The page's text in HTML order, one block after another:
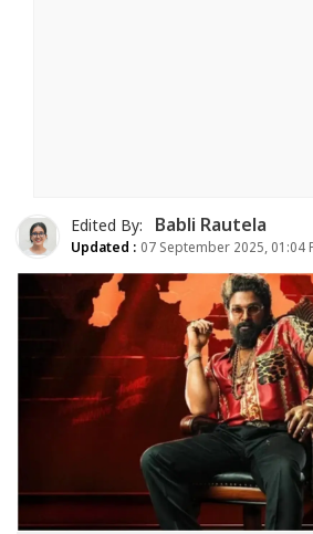
Edited By: Babli Rautela
Updated : 07 September 2025, 01:04